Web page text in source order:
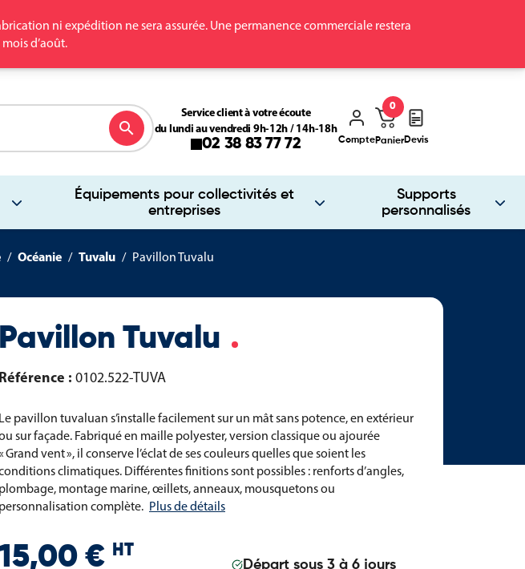
ni expédition ne sera assurée. Une permanence commerciale restera
d’août.
Équipements pour collectivités et
entreprises
Supports
personnalisés
search
Service client à votre écoute
du lundi au vendredi 9h-12h / 14h-18h
02 38 83 77 72 ComptePanier
0
Devis
Océanie Tuvalu Pavillon Tuvalu
Pavillon Tuvalu
Référence : 0102.522-TUVA
Le pavillon tuvaluan s’installe facilement sur un mât sans potence, en extérieur
sur façade. Fabriqué en maille polyester, version classique ou ajourée
Grand vent », il conserve l’éclat de ses couleurs quelles que soient les
climatiques. Différentes finitions sont possibles : renforts d’angles,
plombage, montage marine, œillets, anneaux, mousquetons ou
personnalisation complète. Plus de détails
€ HT
Départ sous 3 à 6 jours